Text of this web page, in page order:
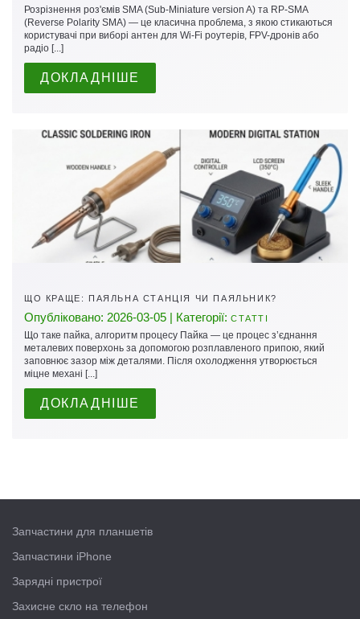
Розрізнення роз'ємів SMA (Sub-Miniature version A) та RP-SMA
(Reverse Polarity SMA) — це класична проблема, з якою стикаються
користувачі при виборі антен для Wi-Fi роутерів, FPV-дронів або
радіо [...]
ДОКЛАДНІШЕ
ЩО КРАЩЕ: ПАЯЛЬНА СТАНЦІЯ ЧИ ПАЯЛЬНИК?
Опубліковано: 2026-03-05 | Категорії: СТАТТІ
Що таке пайка, алгоритм процесу Пайка — це процес з’єднання
металевих поверхонь за допомогою розплавленого припою, який
заповнює зазор між деталями. Після охолодження утворюється
міцне механі [...]
ДОКЛАДНІШЕ
Запчастини для планшетів
Запчастини iPhone
Зарядні пристрої
Захисне скло на телефон